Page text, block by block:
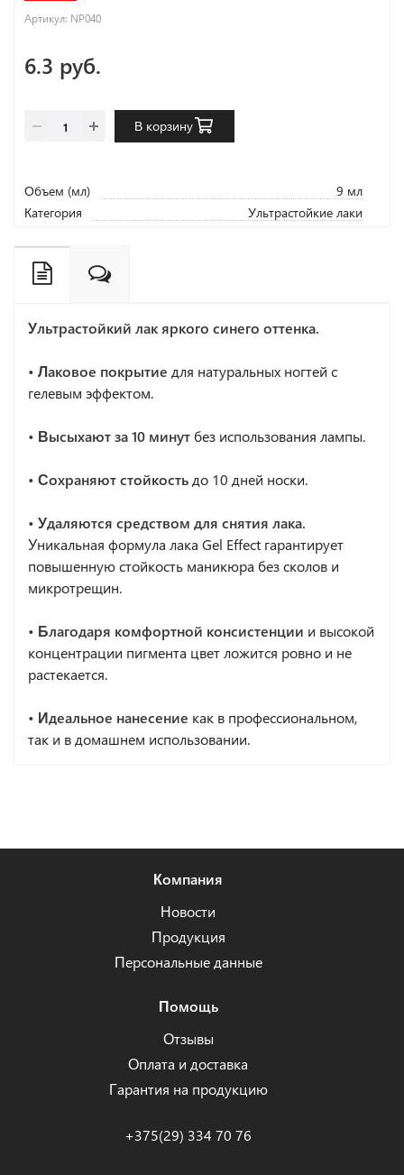
Артикул: NP040
6.3 руб.
В корзину
Объем (мл)
9 мл
Категория
Ультрастойкие лаки
Ультрастойкий лак яркого синего оттенка.
• Лаковое покрытие для натуральных ногтей с
гелевым эффектом.
• Высыхают за 10 минут без использования лампы.
• Сохраняют стойкостьдо 10 дней носки.
• Удаляются средством для снятия лака.
Уникальная формула лака Gel Effect гарантирует
повышенную стойкость маникюра без сколов и
микротрещин.
• Благодаря комфортной консистенции и высокой
концентрации пигмента цвет ложится ровно и не
растекается.
• Идеальное нанесение как в профессиональном,
так и в домашнем использовании.
Компания
Новости
Продукция
Персональные данные
Помощь
Отзывы
Оплата и доставка
Гарантия на продукцию
+375(29) 334 70 76